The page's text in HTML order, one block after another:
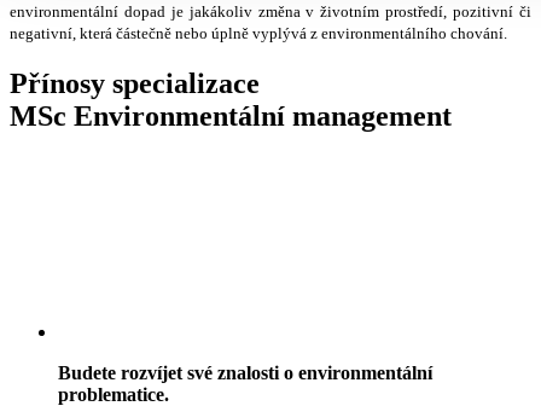
environmentální dopad je jakákoliv změna v životním prostředí, pozitivní či
negativní, která částečně nebo úplně vyplývá z environmentálního chování.
Přínosy specializace
MSc Environmentální management
Budete rozvíjet své znalosti o environmentální
problematice.